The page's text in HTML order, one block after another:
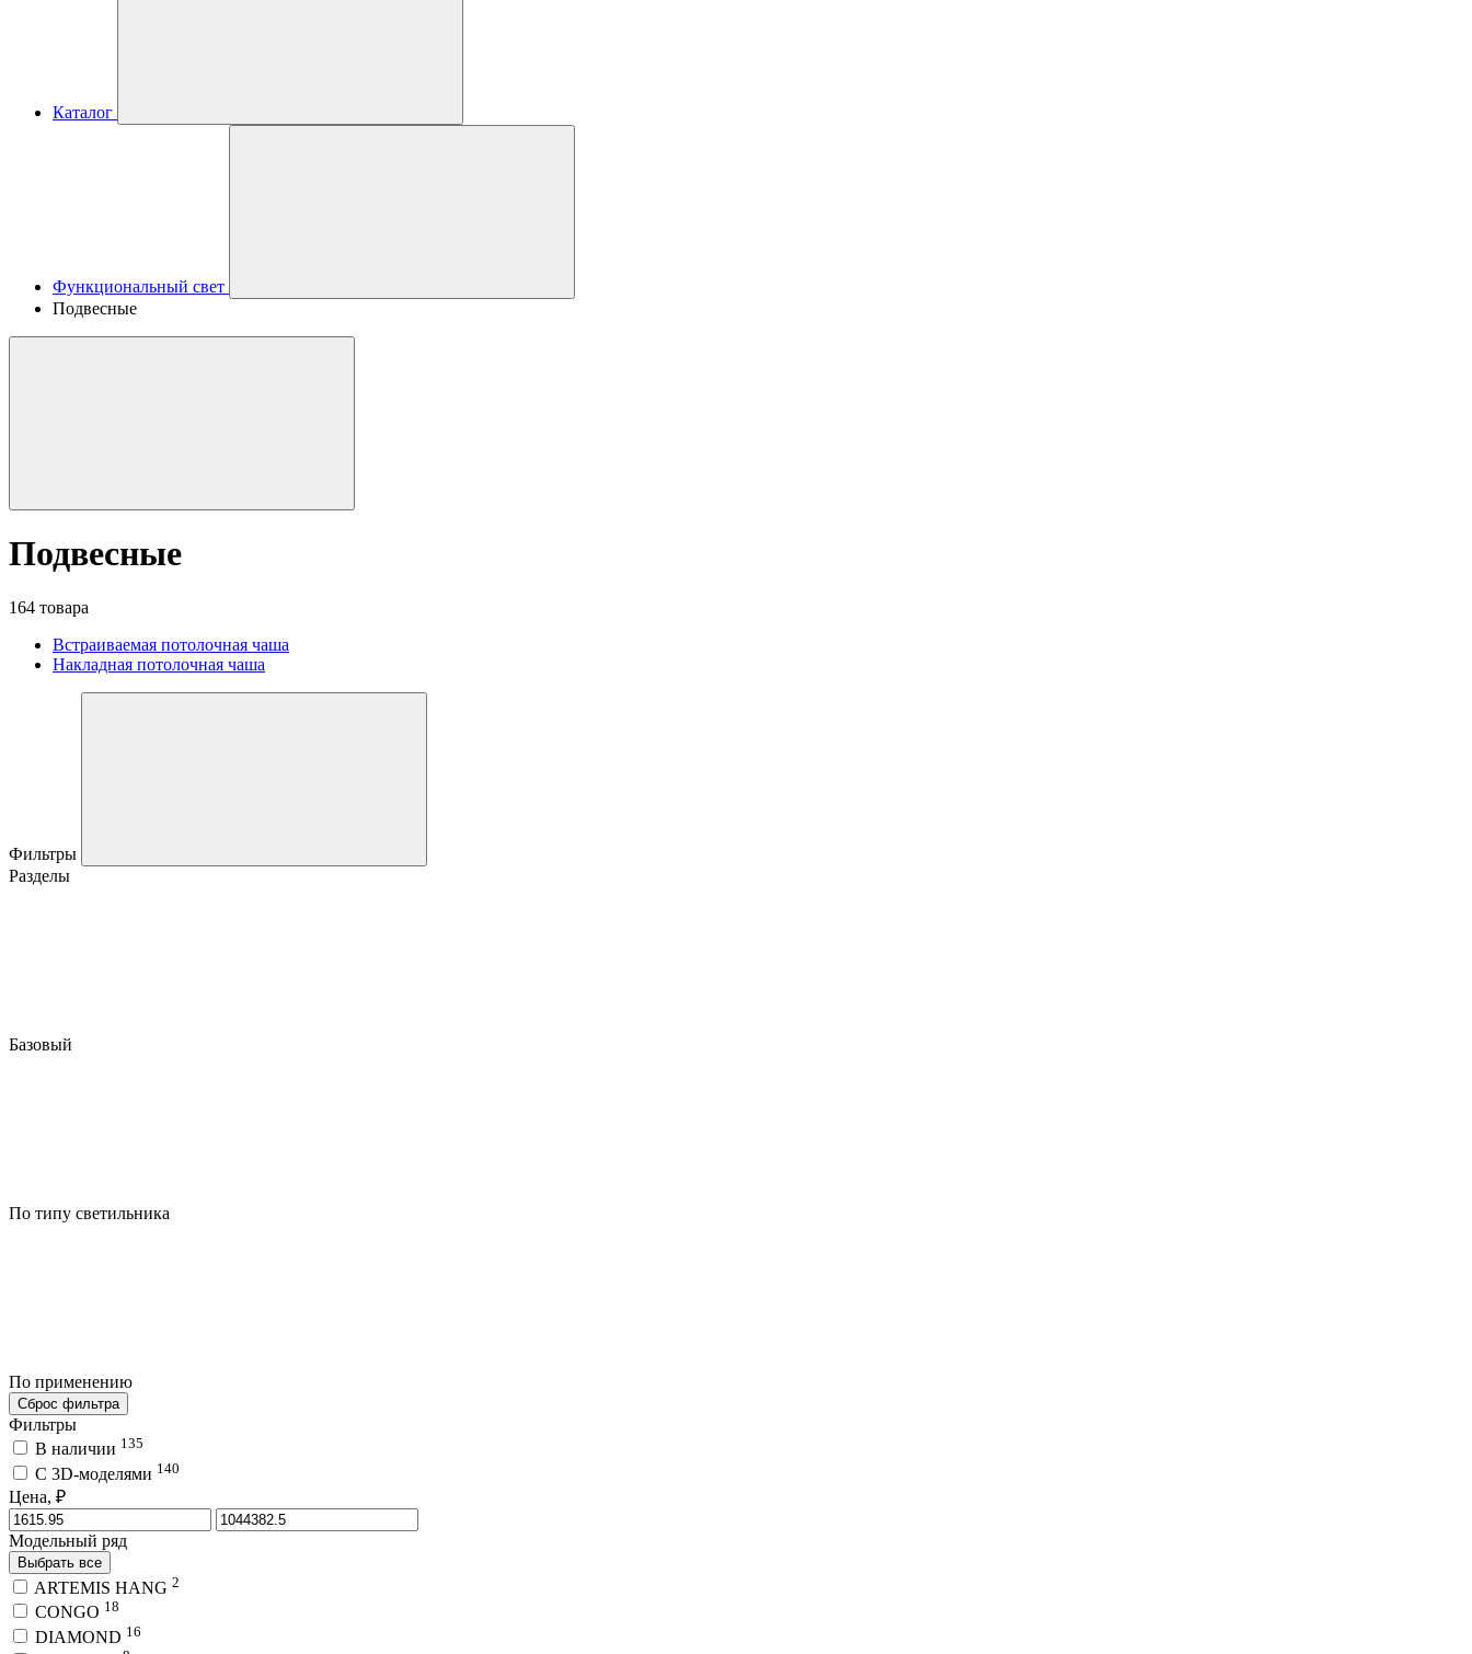
Каталог
Функциональный свет
Подвесные
Подвесные
164 товара
Встраиваемая потолочная чаша
Накладная потолочная чаша
Фильтры
Разделы
Базовый
По типу светильника
По применению
Сброс фильтра
Фильтры
В наличии 135
C 3D-моделями 140
Цена, ₽
Модельный ряд
Выбрать все
ARTEMIS HANG 2
CONGO 18
DIAMOND 16